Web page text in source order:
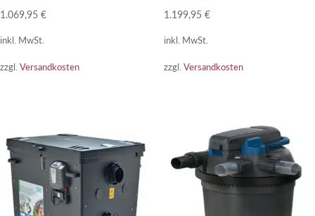
1.069,95 €
inkl. MwSt.
zzgl. Versandkosten
1.199,95 €
inkl. MwSt.
zzgl. Versandkosten